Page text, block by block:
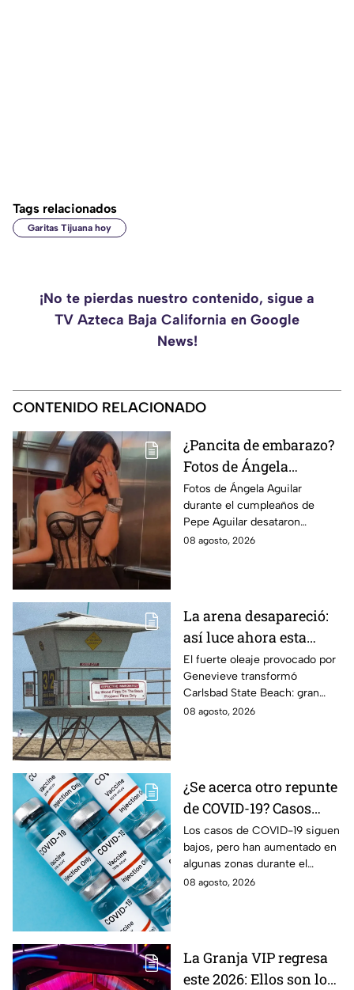
Tags relacionados
Garitas Tijuana hoy
¡No te pierdas nuestro contenido, sigue a
TV Azteca Baja California en Google
News!
CONTENIDO RELACIONADO
¿Pancita de embarazo?
Fotos de Ángela
Aguilar desatan
rumores en redes
sociales
Fotos de Ángela Aguilar
durante el cumpleaños de
Pepe Aguilar desataron
rumores sobre un posible
08 agosto, 2026
La arena desapareció:
así luce ahora esta
popular playa de
California tras los
efectos de Genevieve
El fuerte oleaje provocado por
Genevieve transformó
Carlsbad State Beach: gran
parte de la arena desapareció y
08 agosto, 2026
¿Se acerca otro repunte
de COVID-19? Casos
aumentan en estas
zonas
Los casos de COVID-19 siguen
bajos, pero han aumentado en
algunas zonas durante el
verano. Conoce qué estados
08 agosto, 2026
La Granja VIP regresa
este 2026: Ellos son los